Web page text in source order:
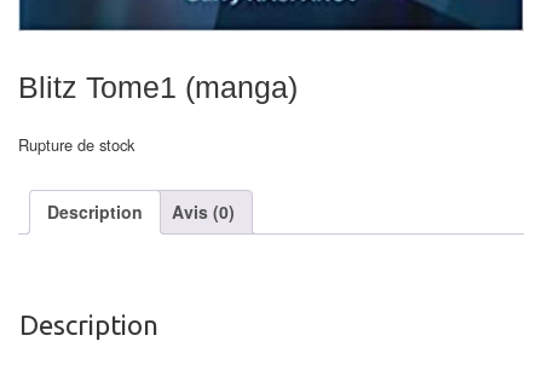
pour
aveugles
Livres
Blitz Tome1 (manga)
Rupture de stock
Description Avis (0)
Description